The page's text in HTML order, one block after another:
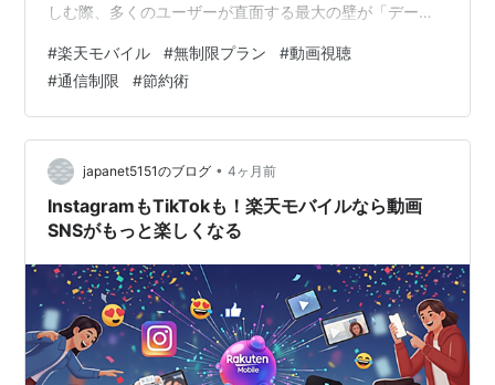
しむ際、多くのユーザーが直面する最大の壁が「データ
恐怖。画質を落としたり、Wi-Fi環境を探し回ったりとい
ったストレスから解放されたいと願うのは、現代人共通
の悩みと言えるでしょう。 そこで今、ストリーミング利
用者に圧倒的な支持を得ているのが楽天モバイルです。
なぜこれほどまでに動画や音楽を楽しむ層に選ばれてい
るのか。その理由は、…
#楽天モバイル #無制限プラン #動画視聴
#通信制限 #節約術
japanet5151のブログ • 4ヶ月前
InstagramもTikTokも！楽天モバイルなら動画
SNSがもっと楽しくなる